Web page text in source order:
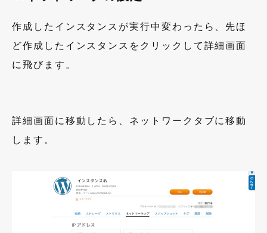
作成したインスタンスが実行中変わったら、先ほ
ど作成したインスタンスをクリックして詳細画面
に飛びます。
詳細画面に移動したら、ネットワークタブに移動
します。